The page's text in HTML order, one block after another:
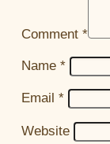
Comment *
Name *
Email *
Website